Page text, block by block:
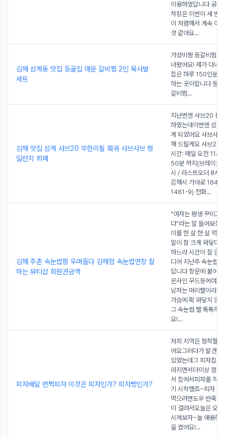
이용하였답니다 공주
차장은 이번이 세 번
이 저렴해서 계속 이
것 같아요...
김해 삼계동 맛집 등골집 매운 갈비찜 2인 묵사발
세트
가성비짱 등갈비찜
녀왔어요! 제가 다녀
집은 하루 150인분한
하는 곳이랍니다 등
갈비찜...
김해 맛집 삼계 샤브20 무한리필 훠궈 샤브샤브 평
일런치 뷔페
지난번엔 샤브20 봉
하였는데이번엔 삼계
게 되었어요 샤브샤
해 드릴게요 샤브20
시간: 매일 오전 11시
50분 까지(브레이크
시 / 라스트오더 8시
김해시 가야로 164 2
1461-9) 전화...
김해 주촌 속눈썹펌 우며들다 김해점 속눈썹연장 잘
하는 뷰티샵 회원권금액
"여자는 평생 꾸미고
다"라는 말 들어보셨
이를 한 살 한 살 먹어
말이 참 크게 와닿더
하느라 시간이 잘 안
디어 지난주 속눈썹
답니다 창문에 붙어
온사인 무드등에여자
남자는 머리빨이라는
가슴에 확 와닿지 않
그 속눈썹 빨 톡톡히
요!...
피자배달 번쩍피자 이것은 피자인가? 피자빵인가?
저희 지역은 정착할
어요그러다가 발견한
있었는데그 피자집도
라지면서더이상 정착
서 집에서피자를 직
기 시작했죠~피자 한
먹으려면도우 반죽에
이 걸려서오늘은 오
시켜보자~늘 애용하
을 켰어요!...